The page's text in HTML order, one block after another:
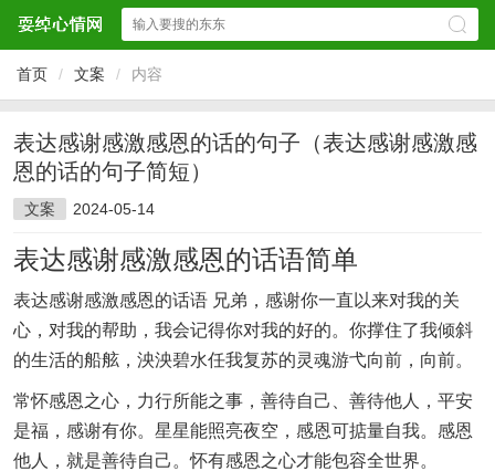
首页 / 文案 / 内容
表达感谢感激感恩的话的句子（表达感谢感激感
恩的话的句子简短）
文案 2024-05-14
表达感谢感激感恩的话语简单
表达感谢感激感恩的话语 兄弟，感谢你一直以来对我的关
心，对我的帮助，我会记得你对我的好的。你撑住了我倾斜
的生活的船舷，泱泱碧水任我复苏的灵魂游弋向前，向前。
常怀感恩之心，力行所能之事，善待自己、善待他人，平安
是福，感谢有你。星星能照亮夜空，感恩可掂量自我。感恩
他人，就是善待自己。怀有感恩之心才能包容全世界。